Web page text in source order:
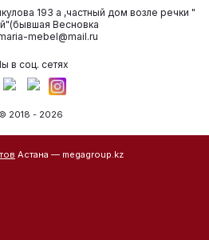
193 а ,частный дом возле речки "
Весновка
mebel@mail.ru
в соц. сетях
© 2018 - 2026
Астана — megagroup.kz